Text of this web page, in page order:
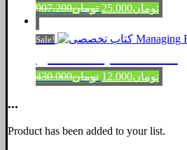
تومان907.200
Original
price
تومان907.200.
تومان25.000
Current
price
Sale!
تومان430.000
Original
price
تومان12.000
Current
price
...
Product has been added to your list.